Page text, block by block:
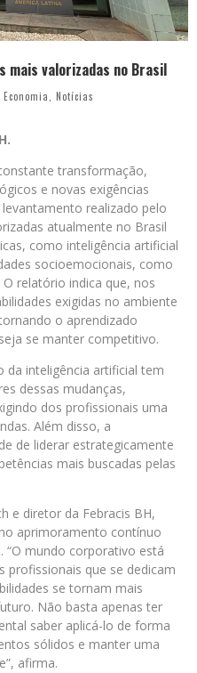
mais valorizadas no Brasil
Economia, Notícias
transformação,
e novas exigências
realizado pelo
atualmente no Brasil
como inteligência artificial
socioemocionais, como
relatório indica que, nos
exigidas no ambiente
o aprendizado
se manter competitivo.
da inteligência artificial tem
dessas mudanças,
dos profissionais uma
Além disso, a
de liderar estrategicamente
mais buscadas pelas
e diretor da Febracis BH,
aprimoramento contínuo
“O mundo corporativo está
profissionais que se dedicam
se tornam mais
Não basta apenas ter
saber aplicá-lo de forma
sólidos e manter uma
afirma.